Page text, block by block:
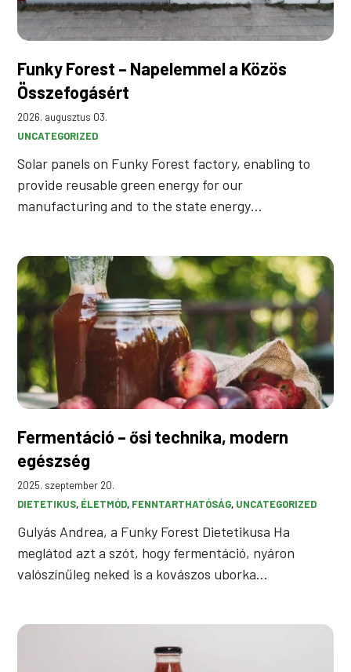
Funky Forest – Napelemmel a Közös
Összefogásért
2026. augusztus 03.
UNCATEGORIZED
Solar panels on Funky Forest factory, enabling to
provide reusable green energy for our
manufacturing and to the state energy…
Fermentáció – ősi technika, modern
egészség
2025. szeptember 20.
DIETETIKUS, ÉLETMÓD, FENNTARTHATÓSÁG, UNCATEGORIZED
Gulyás Andrea, a Funky Forest Dietetikusa Ha
meglátod azt a szót, hogy fermentáció, nyáron
valószínűleg neked is a kovászos uborka…